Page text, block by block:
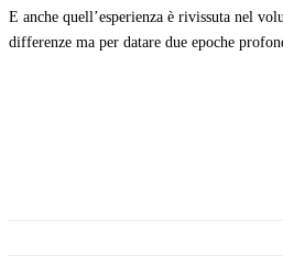
E anche quell’esperienza è rivissuta nel
differenze ma per datare due epoche